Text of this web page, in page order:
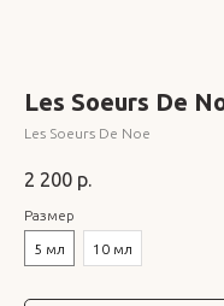
Les Soeurs De
Les Soeurs De Noe
2 200 р.
Размер
5 мл 10 мл